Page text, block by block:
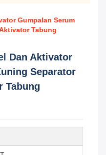
Gumpalan Serum
Tabung
Dan Aktivator
Separator
Tabung